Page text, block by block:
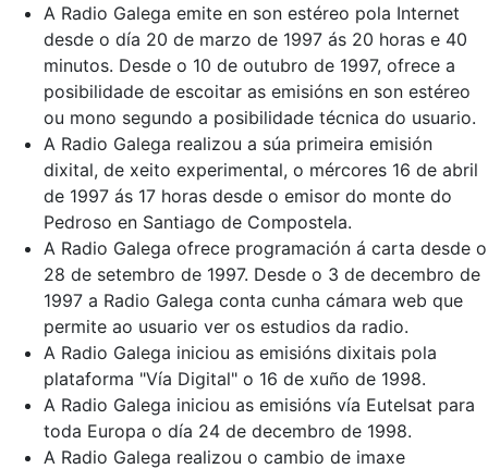
A Radio Galega emite en son estéreo pola Internet
desde o día 20 de marzo de 1997 ás 20 horas e 40
minutos. Desde o 10 de outubro de 1997, ofrece a
posibilidade de escoitar as emisións en son estéreo
ou mono segundo a posibilidade técnica do usuario.
A Radio Galega realizou a súa primeira emisión
dixital, de xeito experimental, o mércores 16 de abril
de 1997 ás 17 horas desde o emisor do monte do
Pedroso en Santiago de Compostela.
A Radio Galega ofrece programación á carta desde o
28 de setembro de 1997. Desde o 3 de decembro de
1997 a Radio Galega conta cunha cámara web que
permite ao usuario ver os estudios da radio.
A Radio Galega iniciou as emisións dixitais pola
plataforma "Vía Digital" o 16 de xuño de 1998.
A Radio Galega iniciou as emisións vía Eutelsat para
toda Europa o día 24 de decembro de 1998.
A Radio Galega realizou o cambio de imaxe